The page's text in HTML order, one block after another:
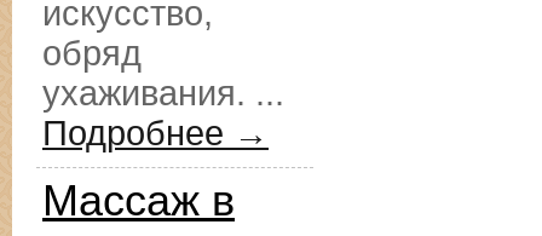
искусство,
обряд
ухаживания. ...
Подробнее →
Массаж в